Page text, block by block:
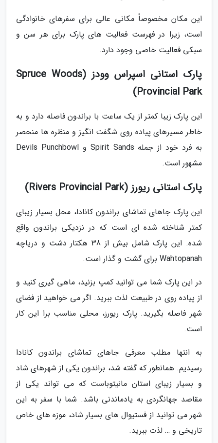
این مکان مخصوصاً مکانی عالی برای سفرهای خانوادگی
است، زیرا در فهرست فعالیت های پارک برای هر سن و
سبکی فعالیت خاصی وجود دارد.
پارک استانی اسپراس وودز (Spruce Woods
Provincial Park)
این پارک زیبا کمتر از یک ساعت با براندون فاصله دارد و به
خاطر مسیرهای پیاده روی شگفت انگیز و منظره ها منحصر
به فرد خود از جمله Spirit Sands و Devils Punchbowl
مشهور است.
پارک استانی ریورز (Rivers Provincial Park)
این پارک جاهای تماشای براندون کانادا، محل بسیار زیبای
کمتر شناخته شده ای است که در نزدیکی براندون واقع
شده. این پارک شامل بیش از 38 هکتار دشت و دریاچه
Wahtopanah برای گشت و گذار است.
در این پارک شما می توانید کمپ بزنید، ماهی گیری کنید و
از پیاده روی در طبیعت لذت ببرید. اگر می خواهید از فضای
شهر فاصله بگیرید. پارک ریورز، محلی مناسب برا این کار
است.
به انتها مطلب معرفی جاهای تماشای براندون کانادا
رسیدیم. همانطور که گفته شد، براندون یکی از شهرهای شاد
و بسیار زیبای استان مانیتوباست که می تواند یکی از
مقاصد جهانگردی به یادماندنی باشد. شما با سفر به این
شهر می توانید از فستیوال های بسیار شاد، موزه های خاص
تاریخی و … لذت ببرید.